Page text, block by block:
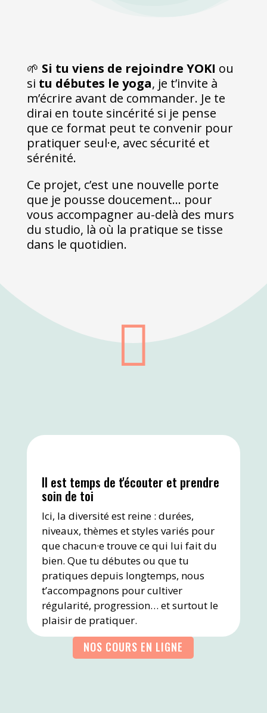
🌱 Si tu viens de rejoindre YOKI ou
si tu débutes le yoga, je t’invite à
m’écrire avant de commander. Je te
dirai en toute sincérité si je pense
que ce format peut te convenir pour
pratiquer seul·e, avec sécurité et
sérénité.
Ce projet, c’est une nouvelle porte
que je pousse doucement… pour
vous accompagner au-delà des murs
du studio, là où la pratique se tisse
dans le quotidien.

Il est temps de t'écouter et prendre
soin de toi
Ici, la diversité est reine : durées,
niveaux, thèmes et styles variés pour
que chacun·e trouve ce qui lui fait du
bien. Que tu débutes ou que tu
pratiques depuis longtemps, nous
t’accompagnons pour cultiver
régularité, progression… et surtout le
plaisir de pratiquer.
NOS COURS EN LIGNE